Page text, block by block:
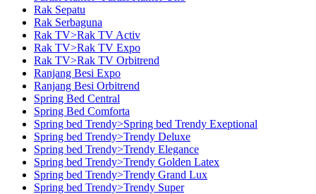
Rak Sepatu
Rak Serbaguna
Rak TV>Rak TV Activ
Rak TV>Rak TV Expo
Rak TV>Rak TV Orbitrend
Ranjang Besi Expo
Ranjang Besi Orbitrend
Spring Bed Central
Spring Bed Comforta
Spring bed Trendy>Spring bed Trendy Exeptional
Spring bed Trendy>Trendy Deluxe
Spring bed Trendy>Trendy Elegance
Spring bed Trendy>Trendy Golden Latex
Spring bed Trendy>Trendy Grand Lux
Spring bed Trendy>Trendy Super